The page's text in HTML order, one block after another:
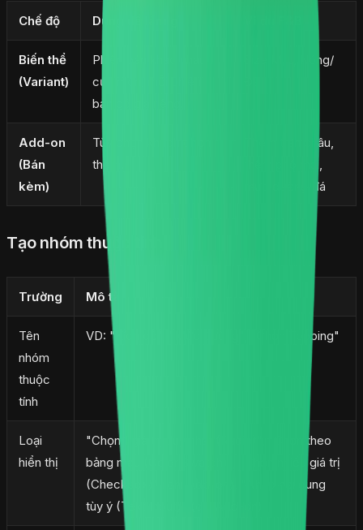
Chế độ Dùng để làm gì
Biến thể
(Variant)
Phiên bản khác nhau
của món, mỗi phiên
bản có giá riêng.
Size M/L, Nóng/
Add-on
(Bán
kèm)
Tùy chọn khách chọn
thêm.
Thêm trân châu,
thêm phô mai,
mức đường/đá
Tạo nhóm thuộc tính
Trường Mô tả
Tên
nhóm
thuộc
tính
VD: "Kích cỡ", "Mức đường", "Chọn Topping"
Loại
hiển thị
"Chọn 1 giá trị duy nhất (Radio)", "Chọn theo
bảng màu (Color Swatch)", "Chọn nhiều giá trị
(Checkbox)" (chỉ Add-on), "Nhập nội dung
tùy ý (Text Input)" (chỉ Add-on)